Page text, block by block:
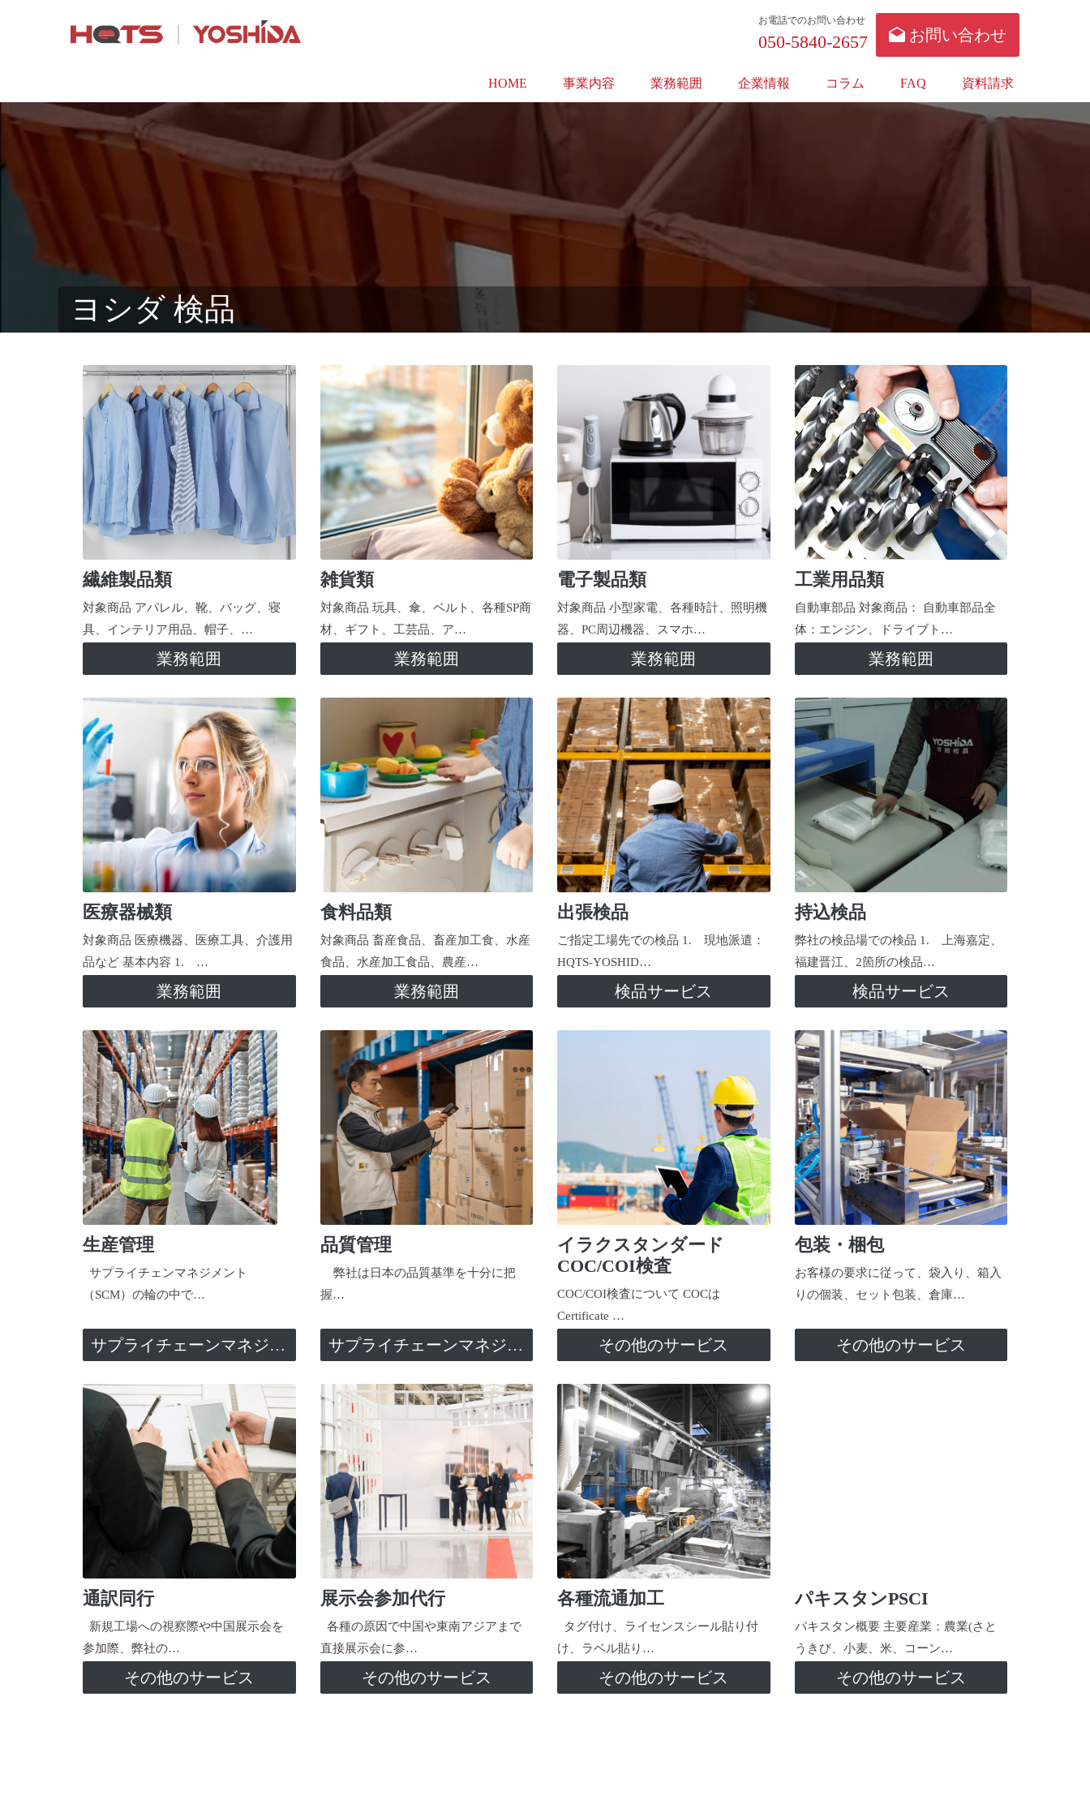
お電話でのお問い合わせ
050-5840-2657 お問い合わせ
HOME 事業内容 業務範囲 企業情報 コラム FAQ 資料請求
ヨシダ 検品
繊維製品類
対象商品 アパレル、靴、バッグ、寝
具、インテリア用品、帽子、…
業務範囲
雑貨類
対象商品 玩具、傘、ベルト、各種SP商
材、ギフト、工芸品、ア…
業務範囲
電子製品類
対象商品 小型家電、各種時計、照明機
器、PC周辺機器、スマホ…
業務範囲
工業用品類
自動車部品 対象商品： 自動車部品全
体：エンジン、ドライブト…
業務範囲
医療器械類
対象商品 医療機器、医療工具、介護用
品など 基本内容 1. …
業務範囲
食料品類
対象商品 畜産食品、畜産加工食、水産
食品、水産加工食品、農産…
業務範囲
出張検品
ご指定工場先での検品 1. 現地派遣：
HQTS-YOSHID…
検品サービス
持込検品
弊社の検品場での検品 1. 上海嘉定、
福建晋江、2箇所の検品…
検品サービス
生産管理
サプライチェンマネジメント
（SCM）の輪の中で…
サプライチェーンマネジメント
品質管理
弊社は日本の品質基準を十分に把
握…
サプライチェーンマネジメント
イラクスタンダード
COC/COI検査
COC/COI検査について COCは
Certificate …
その他のサービス
包装・梱包
お客様の要求に従って、袋入り、箱入
りの個装、セット包装、倉庫…
その他のサービス
通訳同行
新規工場への視察際や中国展示会を
参加際、弊社の…
その他のサービス
展示会参加代行
各種の原因で中国や東南アジアまで
直接展示会に参…
その他のサービス
各種流通加工
タグ付け、ライセンスシール貼り付
け、ラベル貼り…
その他のサービス
パキスタンPSCI
パキスタン概要 主要産業：農業(さと
うきび、小麦、米、コーン…
その他のサービス